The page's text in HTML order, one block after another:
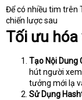
t
e
r
Để có nhiều tim trên
chiến lược sau
Tối ưu hóa
Tạo Nội Dung
hút người
tưởng mới lạ
Sử Dụng